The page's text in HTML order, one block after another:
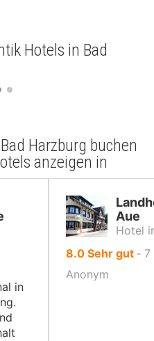
Hotels in Bad
Harzburg buchen
anzeigen in
in
Aue
Hotel
8.0von
Sehr gut ‐ 7
Anonym